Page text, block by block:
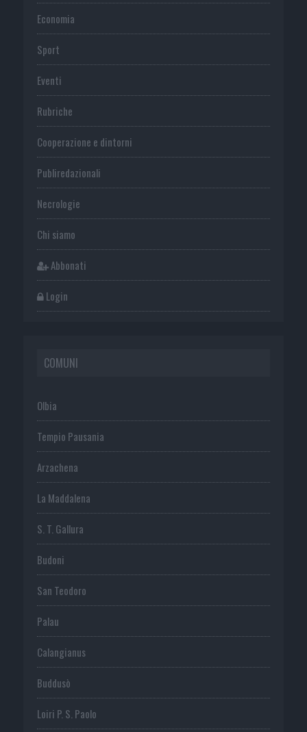
Economia
Sport
Eventi
Rubriche
Cooperazione e dintorni
Publiredazionali
Necrologie
Chi siamo
Abbonati
Login
COMUNI
Olbia
Tempio Pausania
Arzachena
La Maddalena
S. T. Gallura
Budoni
San Teodoro
Palau
Calangianus
Buddusò
Loiri P. S. Paolo